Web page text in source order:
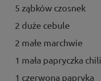
5 ząbków czosnek
2 duże cebule
2 małe marchwie
1 mała papryczka chili
1 czerwona papryka